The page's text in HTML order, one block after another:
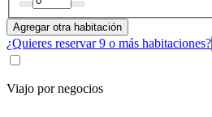
Agregar otra habitación
¿Quieres reservar 9 o más habitaciones?
Viajo por negocios